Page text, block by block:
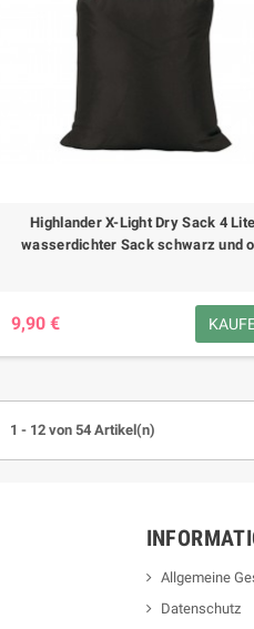
Highlander X-Light Dry Sack 4
wasserdichter Sack schwarz und
9,90 €
1 - 12 von 54 Artikel(n)
Allgemeine
Datenschutz